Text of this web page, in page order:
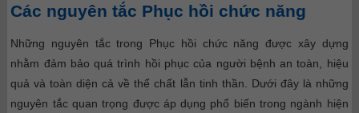
Các nguyên tắc Phục hồi chức năng
Những nguyên tắc trong Phục hồi chức năng được xây dựng
nhằm đảm bảo quá trình hồi phục của người bệnh an toàn, hiệu
quả và toàn diện cả về thể chất lẫn tinh thần. Dưới đây là những
nguyên tắc quan trọng được áp dụng phổ biến trong ngành hiện